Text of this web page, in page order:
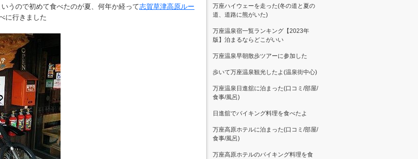
うので初めて食べたのが夏、何年か経って志賀草津高原ルー
に行きました
万座ハイウェーを走った(冬の道と夏の
道、道路に熊がいた)
万座温泉宿一覧ランキング【2023年
版】泊まるならどこがいい
万座温泉早朝散歩ツアーに参加した
歩いて万座温泉観光したよ(温泉街中心)
万座温泉日進舘に泊まった(口コミ/部屋/
食事/風呂)
日進舘でバイキング料理を食べたよ
万座高原ホテルに泊まった(口コミ/部屋/
食事/風呂)
万座高原ホテルのバイキング料理を食